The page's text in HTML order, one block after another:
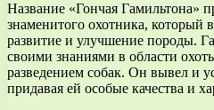
Название «Гончая Гамильтона»
знаменитого охотника, который
развитие и улучшение породы.
своими знаниями в области
разведением собак. Он вывел и
придавая ей особые качества и